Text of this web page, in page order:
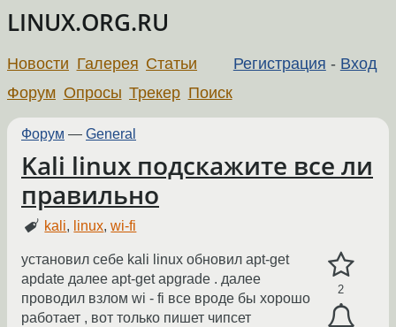
LINUX.ORG.RU
Регистрация - Вход
Новости Галерея Статьи
Форум Опросы Трекер Поиск
Форум — General
Kali linux подскажите все ли
правильно
kali, linux,wi-fi
2
установил себе kali linux обновил apt-get
apdate далее apt-get apgrade . далее
проводил взлом wi - fi все вроде бы хорошо
работает , вот только пишет чипсет